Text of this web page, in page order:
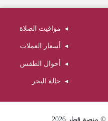
مواقيت الصلاة
أسعار العملات
أحوال الطقس
حالة البحر
قطر 2026